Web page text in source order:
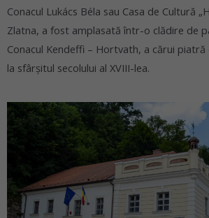
Conacul Lukács Béla sau Casa de Cultură
Zlatna, a fost amplasată într-o clădire de
Conacul Kendeffi – Hortvath, a cărui
la sfârşitul secolului al XVIII-lea.